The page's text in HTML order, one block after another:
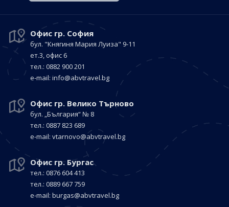
Офис гр. София
бул. "Княгиня Мария Луиза" 9-11
ет.3, офис 6
тел.: 0882 900 201
е-mail: info@abvtravel.bg
Офис гр. Велико Търново
бул. „България“ № 8
тел.: 0887 823 689
е-mail: vtarnovo@abvtravel.bg
Офис гр. Бургас
тел.: 0876 604 413
тел.: 0889 667 759
е-mail: burgas@abvtravel.bg